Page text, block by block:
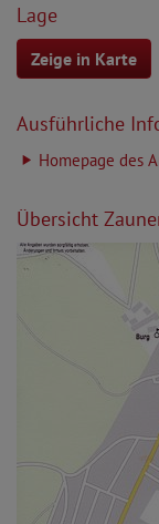
Lage
Zeige in Karte
Ausführliche
Homepage des
Übersicht